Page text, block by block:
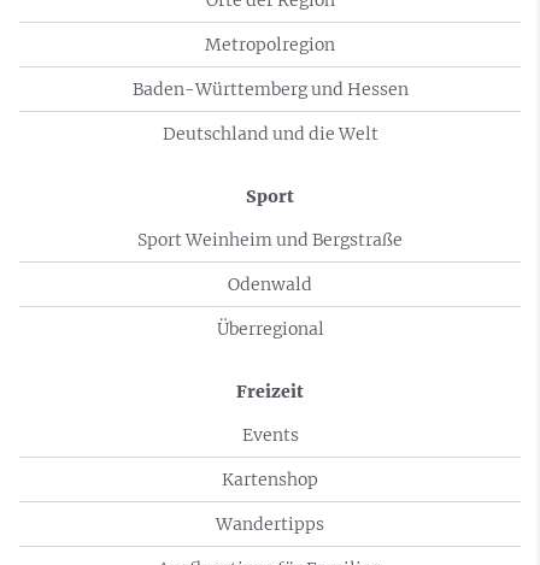
Metropolregion
Baden-Württemberg und Hessen
Deutschland und die Welt
Sport
Sport Weinheim und Bergstraße
Odenwald
Überregional
Freizeit
Events
Kartenshop
Wandertipps